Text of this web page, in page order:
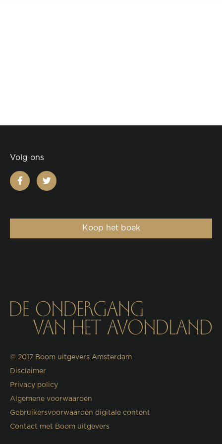
Volg ons
facebooktwitter
Koop het boek
© 2017 Boom uitgevers Amsterdam
Disclaimer
Privacy policy
Algemene voorwaarden
Gebruikersvoorwaarden digitale content
Contact met Boom uitgevers